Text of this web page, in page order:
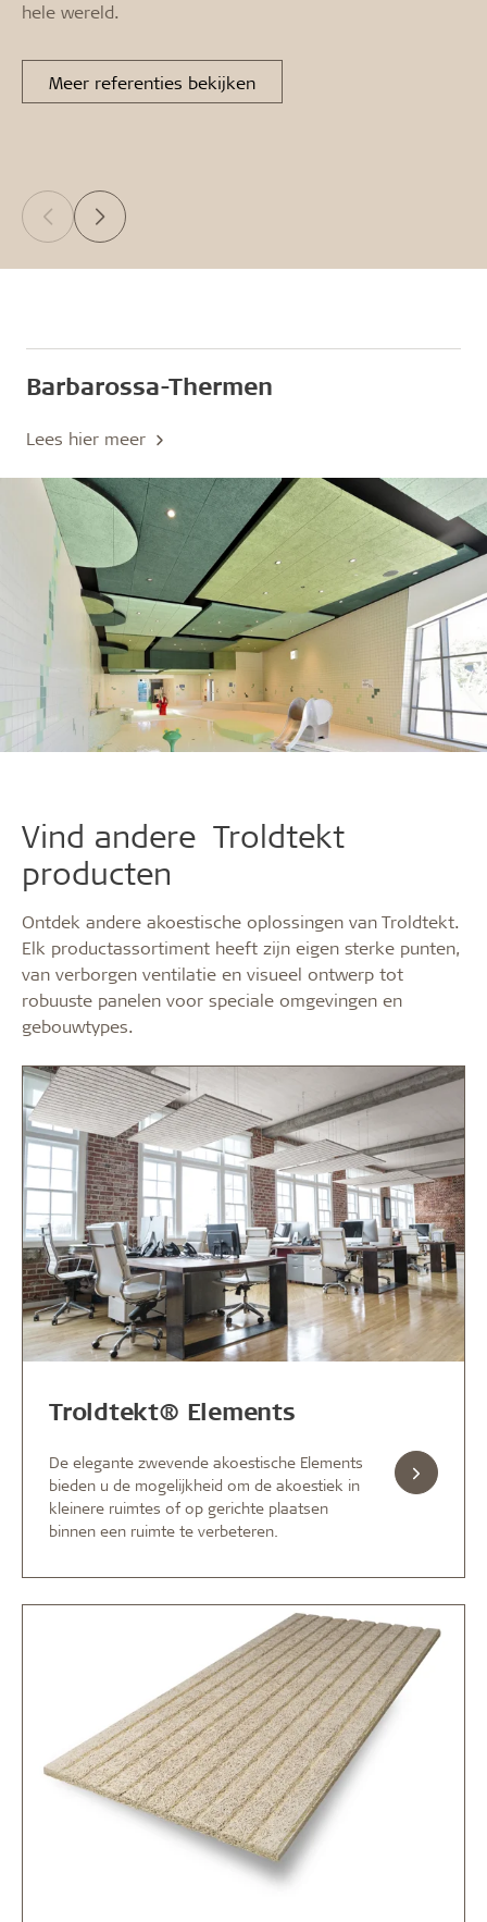
hele wereld.
Meer referenties bekijken
Barbarossa-Thermen
Lees hier meer
Vind andere Troldtekt
producten
Ontdek andere akoestische oplossingen van Troldtekt.
Elk productassortiment heeft zijn eigen sterke punten,
van verborgen ventilatie en visueel ontwerp tot
robuuste panelen voor speciale omgevingen en
gebouwtypes.
Troldtekt® Elements
De elegante zwevende akoestische Elements
bieden u de mogelijkheid om de akoestiek in
kleinere ruimtes of op gerichte plaatsen
binnen een ruimte te verbeteren.